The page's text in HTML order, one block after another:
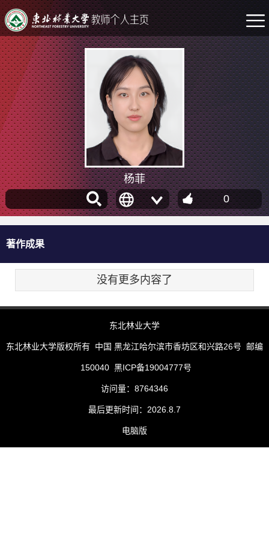
杨菲
0
著作成果
没有更多内容了
东北林业大学
东北林业大学版权所有 中国 黑龙江哈尔滨市香坊区和兴路26号 邮编
150040 黑ICP备19004777号
访问量： 8764346
最后更新时间： 2026 8 7
电脑版